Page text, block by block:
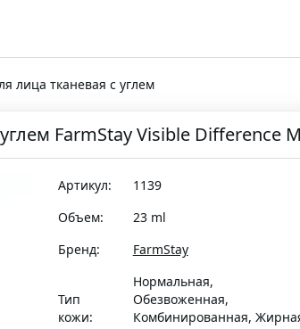
лица тканевая с углем
FarmStay Visible Difference
Артикул:
1139
Объем:
23 ml
Бренд:
FarmStay
Тип
кожи:
Нормальная,
Обезвоженная,
Комбинированная,